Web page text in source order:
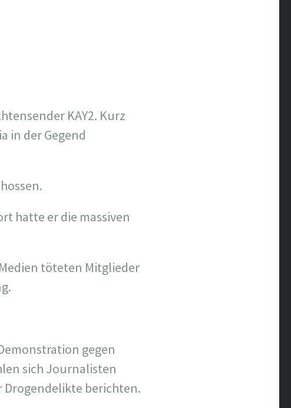
KAY2. Kurz
in der Gegend
hatte er die massiven
töteten Mitglieder
gegen
sich Journalisten
Drogendelikte berichten.